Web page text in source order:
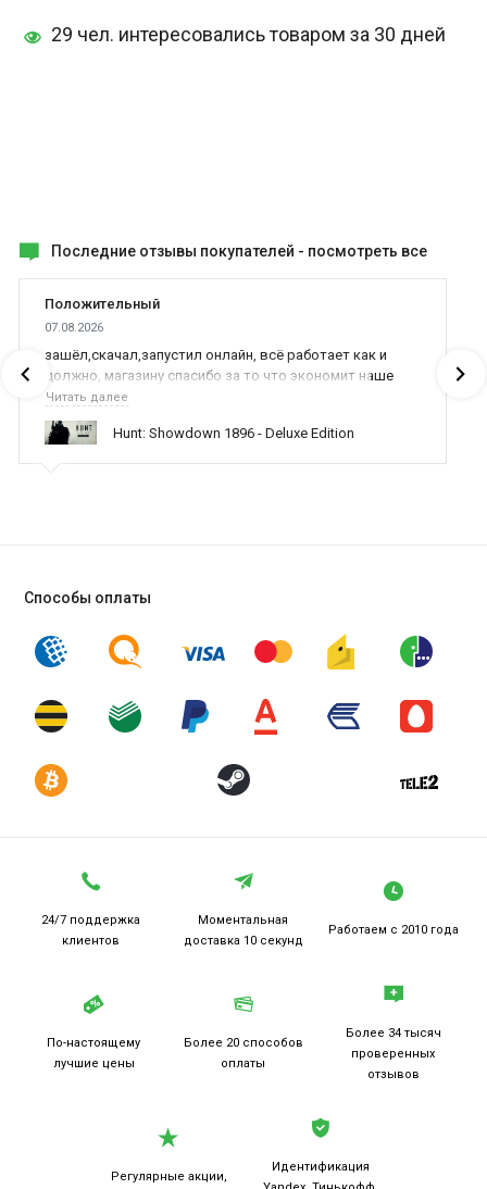
29 чел. интересовались товаром за 30 дней
Последние отзывы покупателей - посмотреть все
Положительный
07.08.2026
зашёл,скачал,запустил онлайн, всё работает как и
должно, магазину спасибо за то что экономит наше
время,нервы и деньги, ребята вы красава оказываете
поддержку населению и походу из всех только вы и
оказываете помощь
Читать далее
Hunt: Showdown 1896 - Deluxe Edition
Способы оплаты
24/7 поддержка
клиентов
Моментальная
доставка 10 секунд
Работаем с 2010 года
По-настоящему
лучшие цены
Более 20 способов
оплаты
Более 34 тысяч
проверенных
отзывов
Регулярные акции,
Идентификация